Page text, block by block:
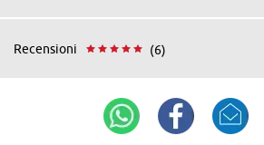
Recensioni (6)